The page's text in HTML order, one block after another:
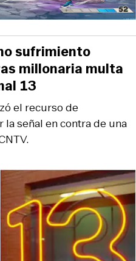
el recurso de
señal en contra de una
sufrimiento
millonaria multa
13